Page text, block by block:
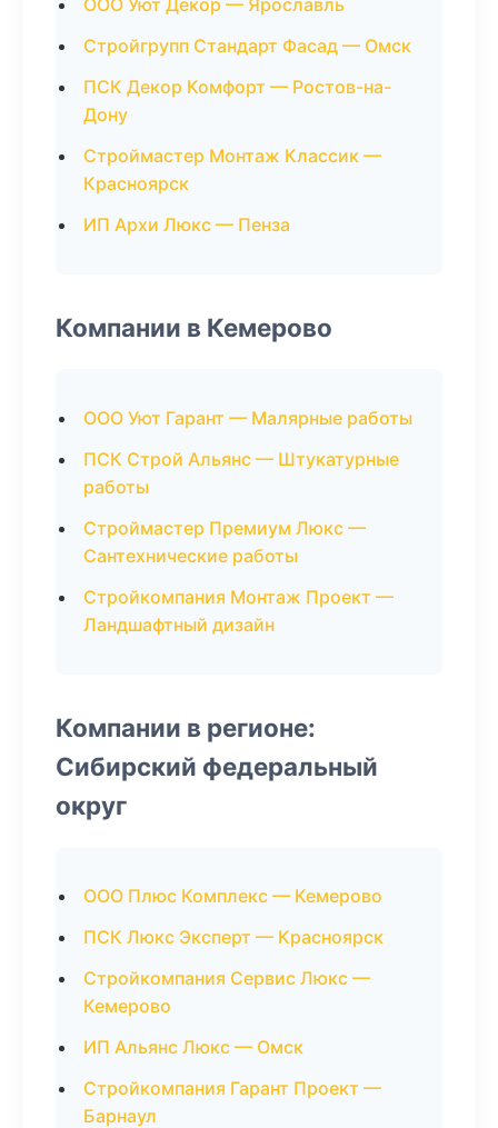
ООО Уют Декор — Ярославль
Стройгрупп Стандарт Фасад — Омск
ПСК Декор Комфорт — Ростов-на-
Дону
Строймастер Монтаж Классик —
Красноярск
ИП Архи Люкс — Пенза
Компании в Кемерово
ООО Уют Гарант — Малярные работы
ПСК Строй Альянс — Штукатурные
работы
Строймастер Премиум Люкс —
Сантехнические работы
Стройкомпания Монтаж Проект —
Ландшафтный дизайн
Компании в регионе:
Сибирский федеральный
округ
ООО Плюс Комплекс — Кемерово
ПСК Люкс Эксперт — Красноярск
Стройкомпания Сервис Люкс —
Кемерово
ИП Альянс Люкс — Омск
Стройкомпания Гарант Проект —
Барнаул